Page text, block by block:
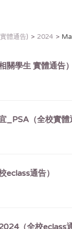
體通告) 2024
學生 實體通告）
（全校實體
通告）
（全校eclass通